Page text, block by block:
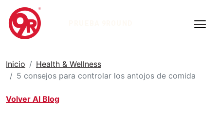
Inicio
Health & Wellness
5 consejos para controlar los antojos de comida
Volver Al Blog